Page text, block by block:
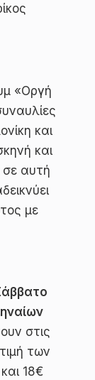
«Οργή
και
και
σε αυτή
με
στις
των
18€